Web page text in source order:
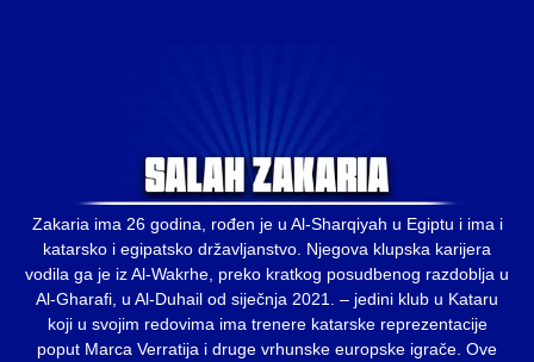
Zakaria ima 26 godina, rođen je u Al-Sharqiyah u Egiptu i ima i
katarsko i egipatsko državljanstvo. Njegova klupska karijera
vodila ga je iz Al-Wakrhe, preko kratkog posudbenog razdoblja u
Al-Gharafi, u Al-Duhail od siječnja 2021. – jedini klub u Kataru
koji u svojim redovima ima trenere katarske reprezentacije
poput Marca Verratija i druge vrhunske europske igrače. Ove